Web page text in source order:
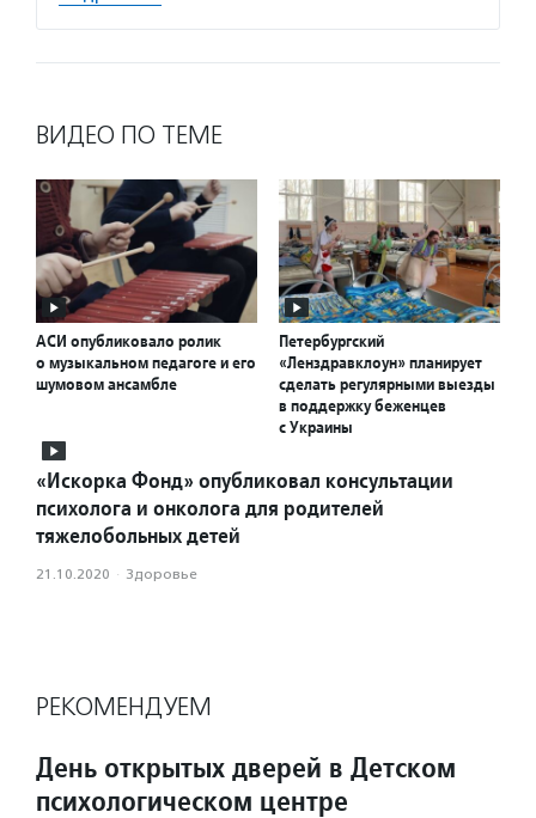
ВИДЕО ПО ТЕМЕ
АСИ опубликовало ролик
о музыкальном педагоге и его
шумовом ансамбле
Петербургский
«Ленздравклоун» планирует
сделать регулярными выезды
в поддержку беженцев
с Украины
«Искорка Фонд» опубликовал консультации
психолога и онколога для родителей
тяжелобольных детей
21.10.2020 · Здоровье
РЕКОМЕНДУЕМ
День открытых дверей в Детском
психологическом центре